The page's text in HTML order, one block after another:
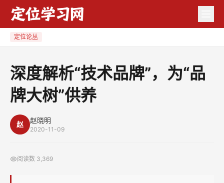
牌”，
树”
定位论丛
深度解析“技术品牌”，为“品
牌大树”供养
赵 赵晓明
2020-11-09
阅读数 3,369